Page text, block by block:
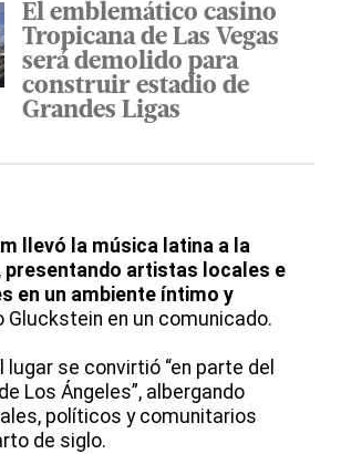
El emblemático casino
Tropicana de Las Vegas
será demolido para
construir estadio de
Grandes Ligas
llevó la música latina a la
presentando artistas locales e
en un ambiente íntimo y
Gluckstein en un comunicado.
lugar se convirtió “en parte del
Los Ángeles”, albergando
políticos y comunitarios
de siglo.